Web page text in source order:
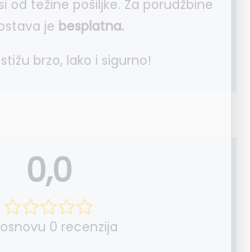
od težine pošiljke. Za porudžbine
je besplatna.
brzo, lako i sigurno!
0,0
0 recenzija